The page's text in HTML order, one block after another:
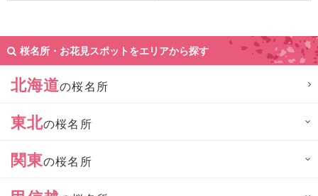
桜名所・お花見スポットをエリアから探す
北海道の桜名所
東北の桜名所
関東の桜名所